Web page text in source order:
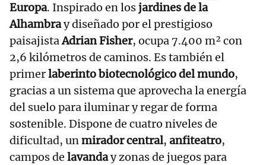
Europa. Inspirado en losjardines de la
Alhambray diseñado por el prestigioso
paisajistaAdrian Fisher, ocupa 7.400 m² con
2,6 kilómetros de caminos. Es también el
primerlaberinto biotecnológico del mundo,
gracias a un sistema que aprovecha la energía
del suelo para iluminar y regar de forma
sostenible. Dispone de cuatro niveles de
dificultad, unmirador central, anfiteatro,
campos de lavanday zonas de juegos para